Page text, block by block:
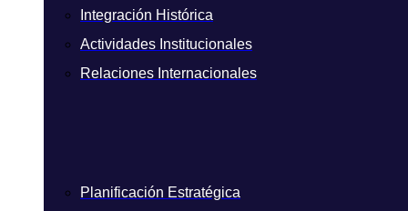
Integración Histórica
Actividades Institucionales
Relaciones Internacionales
Planificación Estratégica